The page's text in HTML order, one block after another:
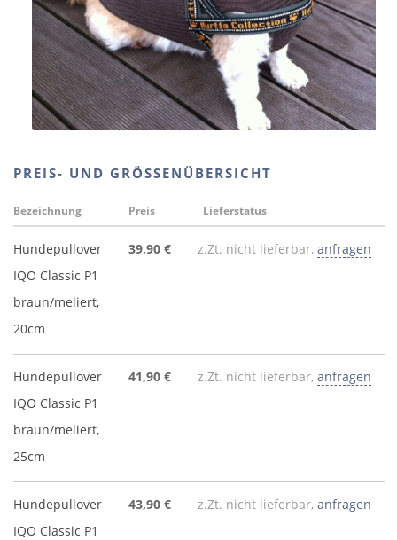
PREIS- UND GRÖSSENÜBERSICHT
Bezeichnung Preis Lieferstatus
Hundepullover
IQO Classic P1
braun/meliert,
20cm
39,90 € z.Zt. nicht lieferbar, anfragen
Hundepullover
IQO Classic P1
braun/meliert,
25cm
41,90 € z.Zt. nicht lieferbar, anfragen
Hundepullover
IQO Classic P1
43,90 € z.Zt. nicht lieferbar, anfragen